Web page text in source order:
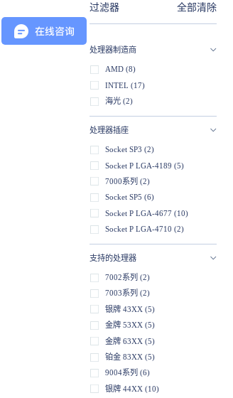
过滤器 全部清除
处理器制造商
AMD (8)
INTEL (17)
海光 (2)
处理器插座
Socket SP3 (2)
Socket P LGA-4189 (5)
7000系列 (2)
Socket SP5 (6)
Socket P LGA-4677 (10)
Socket P LGA-4710 (2)
支持的处理器
7002系列 (2)
7003系列 (2)
银牌 43XX (5)
金牌 53XX (5)
金牌 63XX (5)
铂金 83XX (5)
9004系列 (6)
银牌 44XX (10)